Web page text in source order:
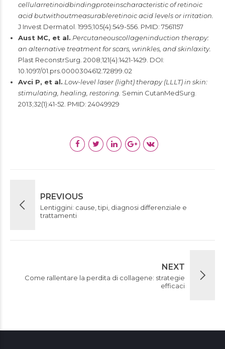
cellularretinoidbindingproteinscharacteristic of retinoic
acid butwithoutmeasurableretinoic acid levels or irritation.
J Invest Dermatol. 1995;105(4):549-556. PMID: 7561157
Aust MC, et al. Percutaneouscollageninduction therapy:
an alternative treatment for scars, wrinkles, and skinlaxity.
Plast ReconstrSurg. 2008;121(4):1421-1429. DOI:
10.1097/01.prs.0000304612.72899.02
Avci P, et al. Low-level laser (light) therapy (LLLT) in skin:
stimulating, healing, restoring. Semin CutanMedSurg.
2013;32(1):41-52. PMID: 24049929
PREVIOUS
Lentiggini: cause, tipi, diagnosi differenziale e
trattamenti
NEXT
Come rallentare la perdita di collagene: strategie
efficaci